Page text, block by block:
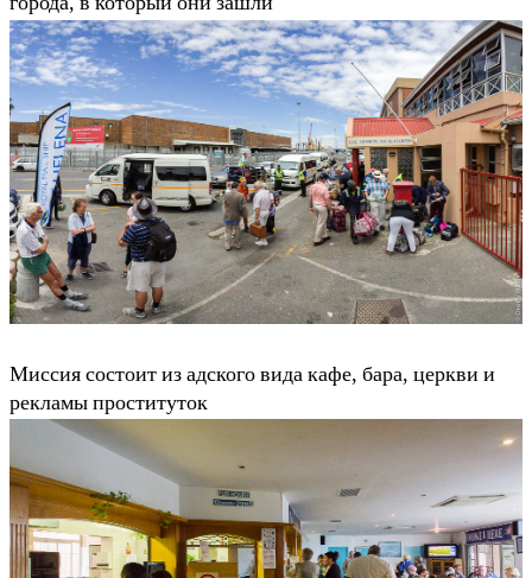
Миссия состоит из адского вида кафе, бара, церкви и
рекламы проституток